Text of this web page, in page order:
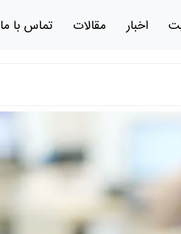
اخبار مقالات تماس با ما